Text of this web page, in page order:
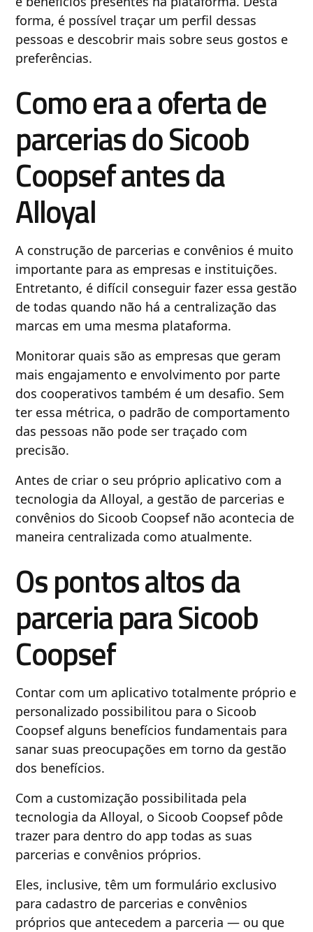
forma, é possível traçar um perfil dessas
pessoas e descobrir mais sobre seus gostos e
preferências.
Como era a oferta de
parcerias do Sicoob
Coopsef antes da
Alloyal
A construção de parcerias e convênios é muito
importante para as empresas e instituições.
Entretanto, é difícil conseguir fazer essa gestão
de todas quando não há a centralização das
marcas em uma mesma plataforma.
Monitorar quais são as empresas que geram
mais engajamento e envolvimento por parte
dos cooperativos também é um desafio. Sem
ter essa métrica, o padrão de comportamento
das pessoas não pode ser traçado com
precisão.
Antes de criar o seu próprio aplicativo com a
tecnologia da Alloyal, a gestão de parcerias e
convênios do Sicoob Coopsef não acontecia de
maneira centralizada como atualmente.
Os pontos altos da
parceria para Sicoob
Coopsef
Contar com um aplicativo totalmente próprio e
personalizado possibilitou para o Sicoob
Coopsef alguns benefícios fundamentais para
sanar suas preocupações em torno da gestão
dos benefícios.
Com a customização possibilitada pela
tecnologia da Alloyal, o Sicoob Coopsef pôde
trazer para dentro do app todas as suas
parcerias e convênios próprios.
Eles, inclusive, têm um formulário exclusivo
para cadastro de parcerias e convênios
próprios que antecedem a parceria — ou que